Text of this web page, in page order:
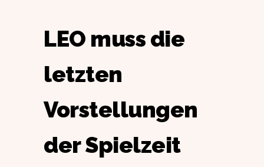
LEO muss die
letzten
Vorstellungen
der Spielzeit